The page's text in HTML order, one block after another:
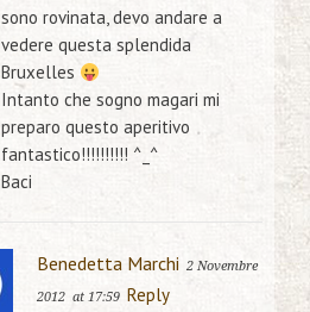
sono rovinata, devo andare a
vedere questa splendida
Bruxelles
Intanto che sogno magari mi
preparo questo aperitivo
fantastico!!!!!!!!!! ^_^
Baci
Benedetta Marchi 2 Novembre
2012 at 17:59 Reply